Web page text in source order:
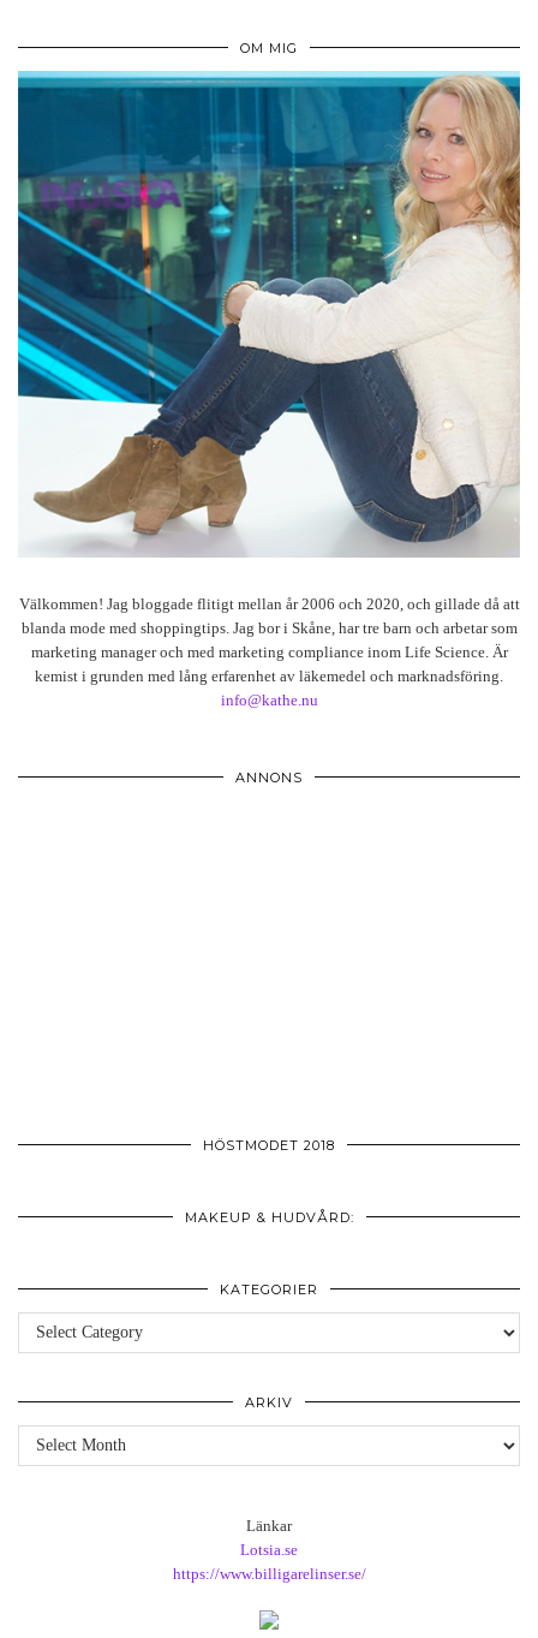
OM MIG
Välkommen! Jag bloggade flitigt mellan år 2006 och 2020, och gillade då att
blanda mode med shoppingtips. Jag bor i Skåne, har tre barn och arbetar som
marketing manager och med marketing compliance inom Life Science. Är
kemist i grunden med lång erfarenhet av läkemedel och marknadsföring.
info@kathe.nu
ANNONS
HÖSTMODET 2018
MAKEUP & HUDVÅRD:
KATEGORIER
Kategorier
ARKIV
Arkiv
Länkar
Lotsia.se
https://www.billigarelinser.se/